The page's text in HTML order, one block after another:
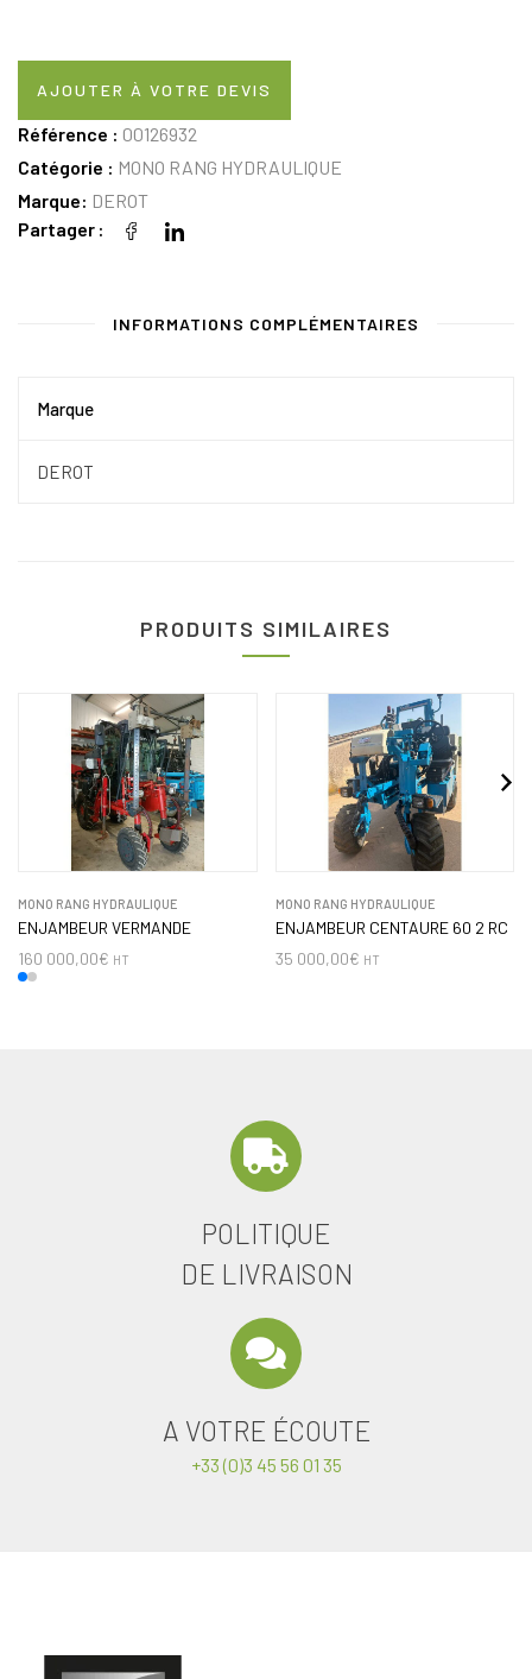
AJOUTER À VOTRE DEVIS
Référence : 00126932
Catégorie : MONO RANG HYDRAULIQUE
Marque: DEROT
Partager
INFORMATIONS COMPLÉMENTAIRES
Marque
DEROT
PRODUITS SIMILAIRES
MONO RANG HYDRAULIQUE
ENJAMBEUR VERMANDE
160 000,00€ HT
MONO RANG HYDRAULIQUE
ENJAMBEUR CENTAURE 60 2 RC
35 000,00€ HT
POLITIQUE
DE LIVRAISON
A VOTRE ÉCOUTE
+33 (0)3 45 56 01 35